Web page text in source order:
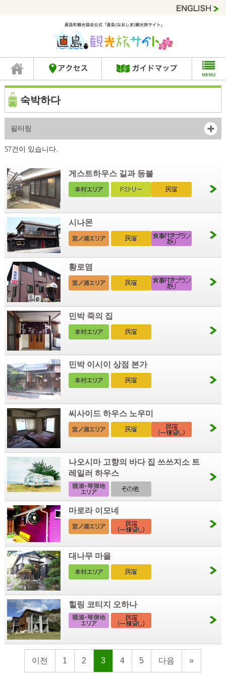
숙박하다
필터링
57건이 있습니다.
게스트하우스 길과 등불
시나몬
황로염
민박 죽의 집
민박 이시이 상점 본가
씨사이드 하우스 노우미
나오시마 고향의 바다 집 쓰쓰지소 트
레일러 하우스
마로라 이모네
대나무 마을
힐링 코티지 오하나
이전 1 2 3 4 5 다음 »